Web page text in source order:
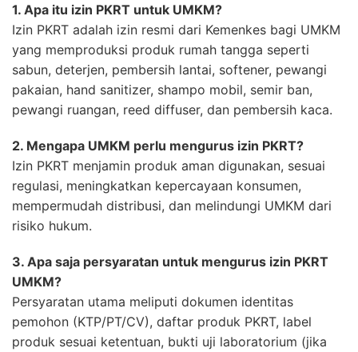
1. Apa itu izin PKRT untuk UMKM?
Izin PKRT adalah izin resmi dari Kemenkes bagi UMKM
yang memproduksi produk rumah tangga seperti
sabun, deterjen, pembersih lantai, softener, pewangi
pakaian, hand sanitizer, shampo mobil, semir ban,
pewangi ruangan, reed diffuser, dan pembersih kaca.
2. Mengapa UMKM perlu mengurus izin PKRT?
Izin PKRT menjamin produk aman digunakan, sesuai
regulasi, meningkatkan kepercayaan konsumen,
mempermudah distribusi, dan melindungi UMKM dari
risiko hukum.
3. Apa saja persyaratan untuk mengurus izin PKRT
UMKM?
Persyaratan utama meliputi dokumen identitas
pemohon (KTP/PT/CV), daftar produk PKRT, label
produk sesuai ketentuan, bukti uji laboratorium (jika